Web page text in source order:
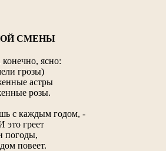
СМЕНЫ
ясно:
грозы)
астры
розы.
с каждым годом, -
это греет
погоды,
повеет.